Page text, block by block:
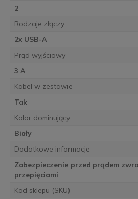
2
Rodzaje złączy
2x USB-A
Prąd wyjściowy
3 A
Kabel w zestawie
Tak
Kolor dominujący
Biały
Dodatkowe informacje
Zabezpieczenie przed prądem
przepięciami
Kod sklepu (SKU)